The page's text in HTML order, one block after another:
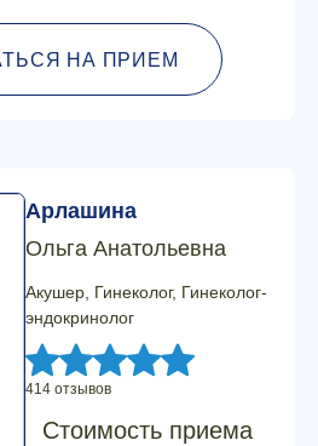
НА ПРИЕМ
Арлашина
Ольга Анатольевна
Акушер, Гинеколог, Гинеколог-
эндокринолог
414 отзывов
Стоимость приема